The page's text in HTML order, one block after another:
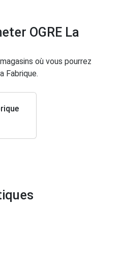
OGRE La
où vous pourrez
Fabrique.